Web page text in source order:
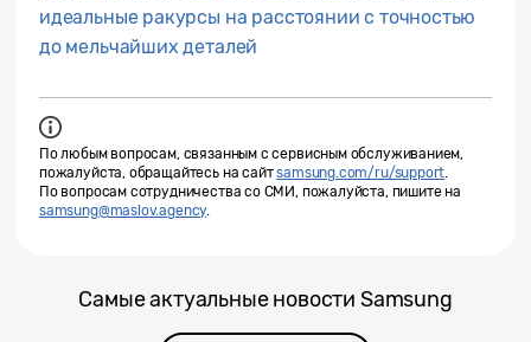
идеальные ракурсы на расстоянии с точностью
до мельчайших деталей
По любым вопросам, связанным с сервисным обслуживанием,
пожалуйста, обращайтесь на сайтsamsung.com/ru/support
По вопросам сотрудничества со СМИ, пожалуйста, пишите на
samsung@maslov.agency.
Самые актуальные новости Samsung